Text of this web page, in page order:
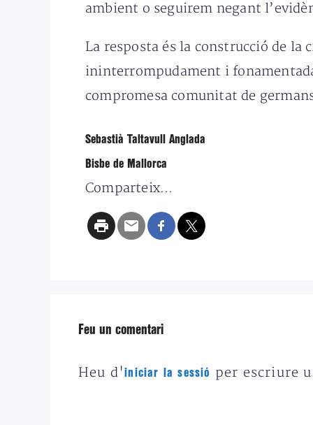
ambient o seguirem negant
La resposta és la construcció de la
ininterrompudament i
compromesa comunitat de
Sebastià Taltavull Anglada
Bisbe de Mallorca
Comparteix...
Feu un comentari
Heu d'iniciar la sessió per escriure